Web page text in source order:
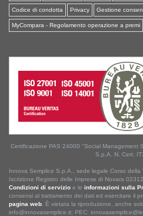
Codice di condotta Privacy Gestione
MyCompara - Regolamento operazione a premi
Certificazione PAS 24000 "Social Management
S.p.A. N. Cert.
Innova Semplice S.p.A., sede legale Corso
Iscrizione Registro delle Imprese di Novara
Condizioni di servizio e le informazioni sulla
consensi al trattamento dei dati ed esercitare il
pagina web. È vietata la riproduzione, anche
info@innovasemplice.it; PEC: